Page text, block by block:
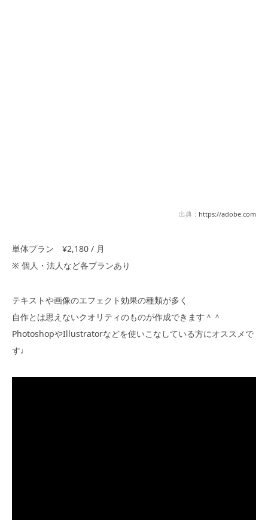
出典： https://adobe.com
単体プラン ¥2,180 / 月
※ 個人・法人など各プランあり
テキストや画像のエフェクト効果の種類が多く
自作とは思えないクオリティのものが作成できます＾＾
PhotoshopやIllustratorなどを使いこなしている方にオススメで
す♩